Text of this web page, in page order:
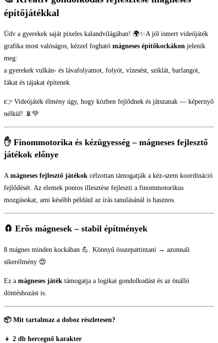
építőjátékkal
Üdv a gyerekek saját pixeles kalandvilágában! 🌍✨A jól ismert videójáték
grafika most valóságos, kézzel fogható mágneses építőkockákon jelenik
meg:
a gyerekek vulkán- és lávafolyamot, folyót, vízesést, sziklát, barlangot,
fákat és tájakat építenek
👉 Videójáték élmény úgy, hogy közben fejlődnek és játszanak — képernyő
nélkül! 📵💚
✋ Finommotorika és kézügyesség – mágneses fejlesztő
játékok előnye
A mágneses fejlesztő játékok célzottan támogatják a kéz-szem koordináció
fejlődését. Az elemek pontos illesztése fejleszti a finommotorikus
mozgásokat, ami később például az írás tanulásánál is hasznos.
🧲 Erős mágnesek – stabil építmények
8 mágnes minden kockában 💪. Könnyű összepattintani → azonnali
sikerélmény 😍
Ez a mágneses játék támogatja a logikai gondolkodást és az önálló
döntéshozást is.
📦 Mit tartalmaz a doboz részletesen?
👧 2 db hercegnő karakter